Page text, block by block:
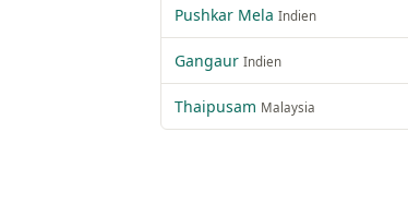
Pushkar Mela Indien
Gangaur Indien
Thaipusam Malaysia